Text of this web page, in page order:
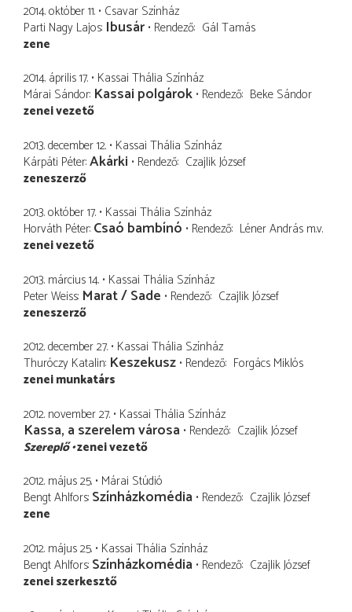
2014. október 11. Csavar Színház
Parti Nagy Lajos Ibusár Rendező Gál Tamás
zene
2014. április 17. Kassai Thália Színház
Márai Sándor Kassai polgárok Rendező Beke Sándor
zenei vezető
2013. december 12. Kassai Thália Színház
Kárpáti Péter Akárki Rendező Czajlik József
zeneszerző
2013. október 17. Kassai Thália Színház
Horváth Péter Csaó bambínó Rendező Léner András m.v.
zenei vezető
2013. március 14. Kassai Thália Színház
Peter Weiss Marat / Sade Rendező Czajlik József
zeneszerző
2012. december 27. Kassai Thália Színház
Thuróczy Katalin Keszekusz Rendező Forgács Miklós
zenei munkatárs
2012. november 27. Kassai Thália Színház
Kassa, a szerelem városa Rendező Czajlik József
Szereplő zenei vezető
2012. május 25. Márai Stúdió
Bengt Ahlfors Színházkomédia Rendező Czajlik József
zene
2012. május 25. Kassai Thália Színház
Bengt Ahlfors Színházkomédia Rendező Czajlik József
zenei szerkesztő